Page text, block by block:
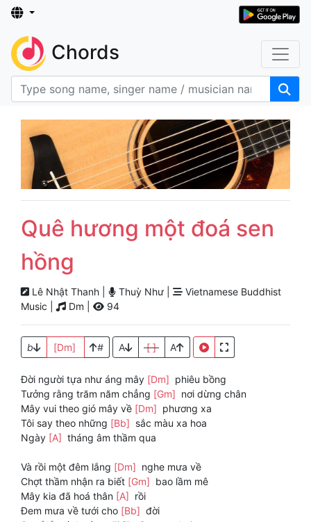
Chords
Quê hương một đoá sen
hồng
Lê Nhật Thanh | Thuỳ Như |
Vietnamese Buddhist
Music |
Dm | 94
b [Dm] # A [ ] A
Đời người tựa như áng mây [Dm] phiêu bồng
Tưởng rằng trăm năm chẳng [Gm] nơi dừng chân
Mây vui theo gió mây về [Dm] phương xa
Tôi say theo những [Bb] sắc màu xa hoa
Ngày [A] tháng âm thầm qua
Và rồi một đêm lắng [Dm] nghe mưa về
Chợt thầm nhận ra biết [Gm] bao lầm mê
Mây kia đã hoá thân [A] rồi
Đem mưa về tưới cho [Bb] đời